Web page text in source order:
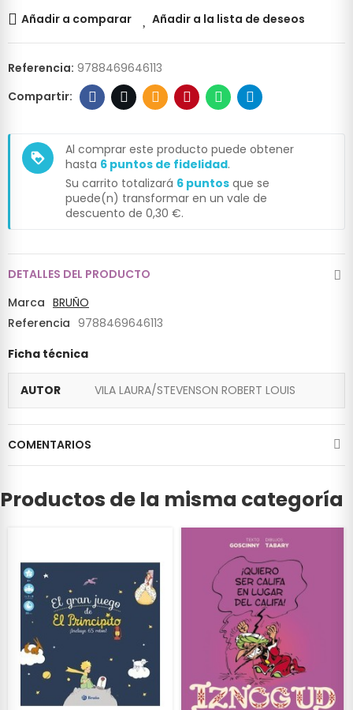
Añadir a comparar Añadir a la lista de deseos
Referencia: 9788469646113
loyalty
Al comprar este producto puede obtener
hasta 6 puntos de fidelidad.
Su carrito totalizará 6 puntos que se
puede(n) transformar en un vale de
descuento de 0,30 €.
DETALLES DEL PRODUCTO
Marca BRUÑO
Referencia 9788469646113
Ficha técnica
AUTOR VILA LAURA/STEVENSON ROBERT LOUIS
COMENTARIOS
Productos de la misma categoría